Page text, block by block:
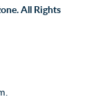
All Rights